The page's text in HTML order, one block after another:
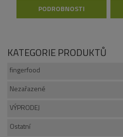
PODROBNOSTI
KATEGORIE PRODUKTŮ
fingerfood
Nezařazené
VÝPRODEJ
Ostatní